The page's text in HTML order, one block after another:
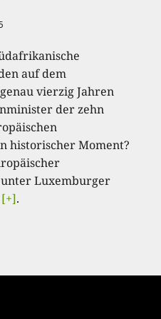
auf dem
vierzig Jahren
der zehn
historischer Moment?
Luxemburger
[+].